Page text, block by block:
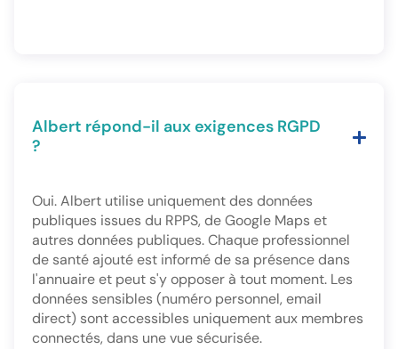
Albert répond-il aux exigences RGPD
?
Oui. Albert utilise uniquement des données
publiques issues du RPPS, de Google Maps et
autres données publiques. Chaque professionnel
de santé ajouté est informé de sa présence dans
l'annuaire et peut s'y opposer à tout moment. Les
données sensibles (numéro personnel, email
direct) sont accessibles uniquement aux membres
connectés, dans une vue sécurisée.